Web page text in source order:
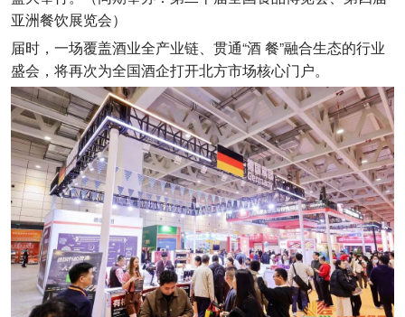
亚洲餐饮展览会）
届时，一场覆盖酒业全产业链、贯通“酒 餐”融合生态的行业
盛会，将再次为全国酒企打开北方市场核心门户。